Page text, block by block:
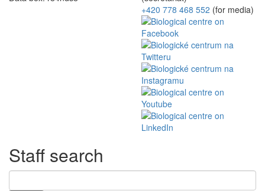
+420 778 468 552 (for media)
Staff search